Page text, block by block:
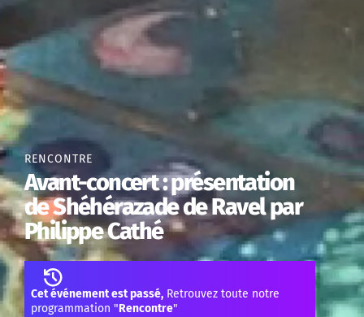
RENCONTRE
Avant-concert : présentation
de Shéhérazade de Ravel par
Philippe Cathé
Cet événement est passé, Retrouvez toute notre
programmation "Rencontre"